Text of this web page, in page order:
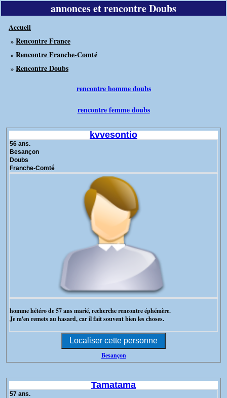
annonces et rencontre Doubs
Accueil
» Rencontre France
» Rencontre Franche-Comté
» Rencontre Doubs
rencontre homme doubs
rencontre femme doubs
kvvesontio
56 ans.
Besançon
Doubs
Franche-Comté
homme hétéro de 57 ans marié, recherche rencontre éphémère.
Je m'en remets au hasard, car il fait souvent bien les choses.
Besançon
Tamatama
57 ans.